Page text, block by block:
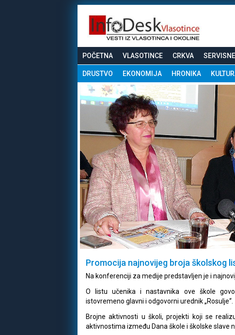
POČETNA VLASOTINCE CRKVA
DRUSTVO EKONOMIJA HRONIKA
Promocija najnovijeg broja školskog
Na konferenciji za medije predstavljen je i
O listu učenika i nastavnika ove škole
istovremeno glavni i odgovorni urednik „Rosulje“.
Brojne aktivnosti u školi, projekti koji se
aktivnostima između Dana škole i školske slave